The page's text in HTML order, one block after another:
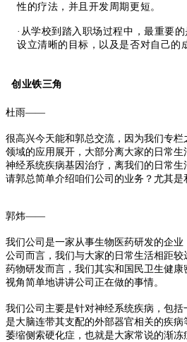
性的疗法，并且开发周期更短。
·从学校到踏入职场过程中，最重要
设立清晰的目标，以及是否对自己的
创业铁三角
杜雨——
很高兴今天能和郭总交流，因为我们专
领域的应用展开，大部分离大家的日常
神经系统疾病基因治疗，离我们的日常
请郭总简单介绍咱们公司的业务？尤其是
郭炜——
我们公司是一家从事生物医药研发的企
公司而言，我们与大家的日常生活相距
药物研发而言， 我们其实和国民卫生健
视角简单地讲讲公司正在做的事情。
我们公司主要是针对神经系统疾病，包
是大脑连带其支配的外部器官相关的疾病
萎缩侧索硬化症，也就是大家常说的渐冻